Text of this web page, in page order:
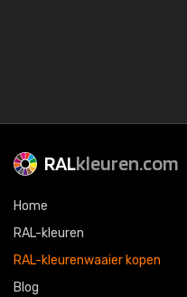
RALkleuren.com
Home
RAL-kleuren
RAL-kleurenwaaier kopen
Blog